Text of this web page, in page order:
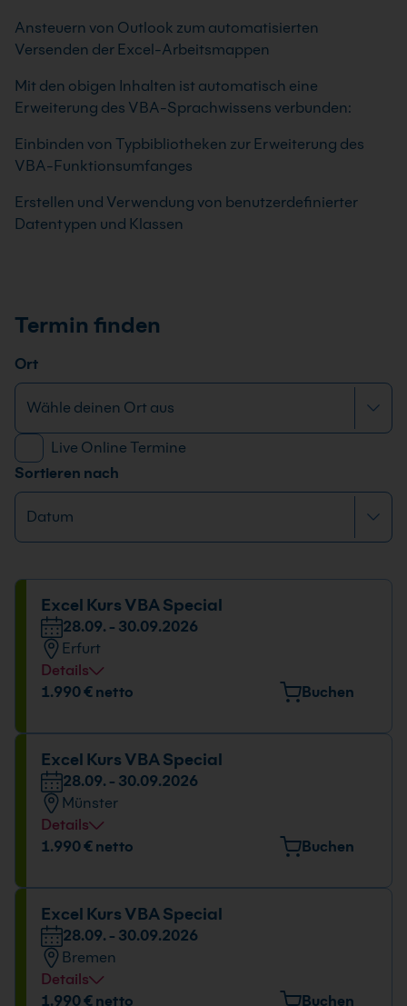
Ansteuern von Outlook zum automatisierten
Versenden der Excel-Arbeitsmappen
Mit den obigen Inhalten ist automatisch eine
Erweiterung des VBA-Sprachwissens verbunden:
Einbinden von Typbibliotheken zur Erweiterung des
VBA-Funktionsumfanges
Erstellen und Verwendung von benutzerdefinierter
Datentypen und Klassen
Termin finden
Ort
Live Online Termine
Sortieren nach
Excel Kurs VBA Special
28.09. - 30.09.2026
Erfurt
Details
Veranstaltungsort
Datum und Uhrzeit
28.09. - 30.09.2026
09:00 - 16:00 Uhr
1.990 € netto Buchen
Excel Kurs VBA Special
28.09. - 30.09.2026
Münster
Details
Veranstaltungsort
Datum und Uhrzeit
28.09. - 30.09.2026
09:00 - 16:00 Uhr
1.990 € netto Buchen
Excel Kurs VBA Special
28.09. - 30.09.2026
Bremen
Details
Veranstaltungsort
1.990 € netto Buchen